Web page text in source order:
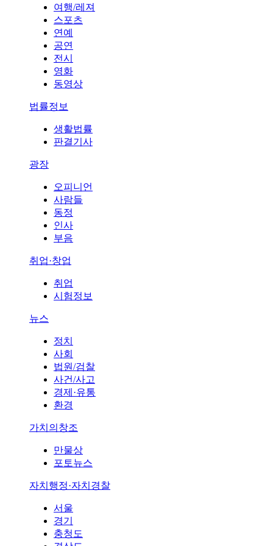
여행/레져
스포츠
연예
공연
전시
영화
동영상
법률정보
생활법률
판결기사
광장
오피니언
사람들
동정
인사
부음
취업·창업
취업
시험정보
뉴스
정치
사회
법원/검찰
사건/사고
경제·유통
환경
가치의창조
만물상
포토뉴스
자치행정·자치경찰
서울
경기
충청도